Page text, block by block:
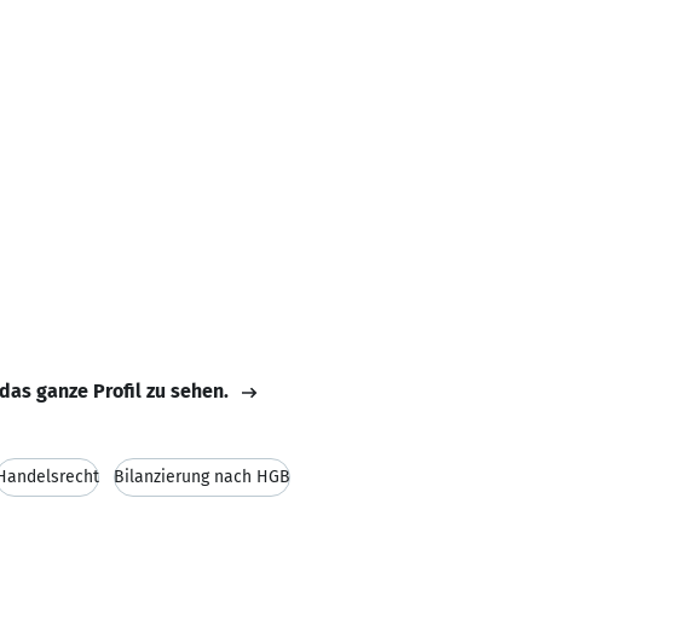
ganze Profil zu sehen.
Bilanzierung nach HGB